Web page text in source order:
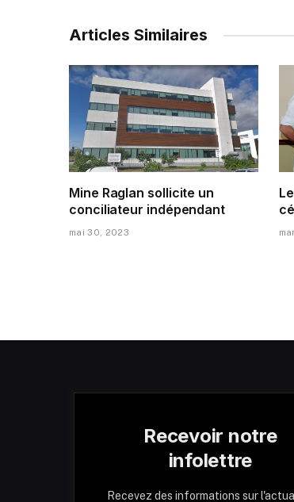
Articles Similaires
Mine Raglan sollicite un
conciliateur indépendant
mai 30, 2023
Recevoir notre
infolettre
Recevez des informations sur